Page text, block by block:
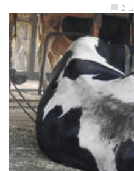
chat_bubble 2